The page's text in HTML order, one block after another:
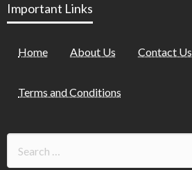
Important Links
Home About Us Contact Us
Terms and Conditions